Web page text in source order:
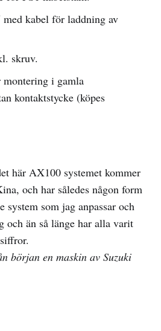
kabel för laddning av
skruv.
i gamla
kontaktstycke (köpes
här AX100 systemet kommer
och har således någon form
som jag anpassar och
och än så länge har alla varit
början en maskin av Suzuki